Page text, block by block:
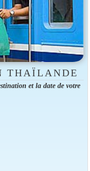
THAÏLANDE
et la date de votre